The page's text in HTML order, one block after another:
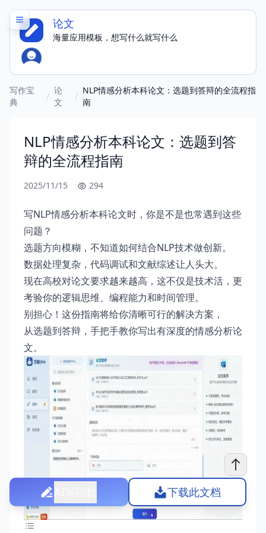
论文
海量应用模板，想写什么就写什么
写作宝
典
/
论
文
/
NLP情感分析本科论文：选题到答辩的全流程指
南
NLP情感分析本科论文：选题到答
辩的全流程指南
2025/11/15 294
写NLP情感分析本科论文时，你是不是也常遇到这些
问题？
选题方向模糊，不知道如何结合NLP技术做创新。
数据处理复杂，代码调试和文献综述让人头大。
现在高校对论文要求越来越高，这不仅是技术活，更
考验你的逻辑思维、编程能力和时间管理。
别担心！这份指南将给你清晰可行的解决方案，
从选题到答辩，手把手教你写出有深度的情感分析论
文。
下载此文档